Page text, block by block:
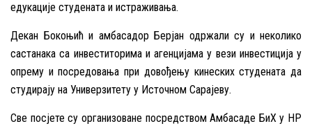
едукације студената и истраживања.
Декан Бокоњић и амбасадор Берјан одржали су и неколико
састанака са инвеститорима и агенцијама у вези инвестиција у
опрему и посредовања при довођењу кинеских студената да
студирају на Универзитету у Источном Сарајеву.
Све посјете су организоване посредством Амбасаде БиХ у НР